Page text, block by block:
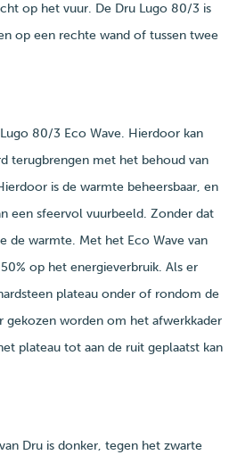
op het vuur. De Dru Lugo 80/3 is
op een rechte wand of tussen twee
80/3 Eco Wave. Hierdoor kan
terugbrengen met het behoud van
is de warmte beheersbaar, en
een sfeervol vuurbeeld. Zonder dat
de warmte. Met het Eco Wave van
op het energieverbruik. Als er
plateau onder of rondom de
gekozen worden om het afwerkkader
plateau tot aan de ruit geplaatst kan
Dru is donker, tegen het zwarte